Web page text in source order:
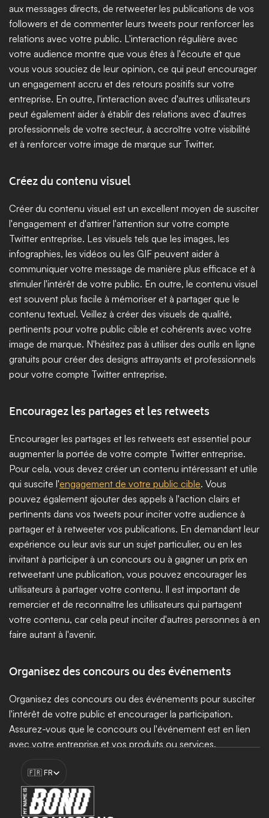
aux messages directs, de retweeter les publications de vos
followers et de commenter leurs tweets pour renforcer les
relations avec votre public. L'interaction régulière avec
votre audience montre que vous êtes à l'écoute et que
vous vous souciez de leur opinion, ce qui peut encourager
un engagement accru et des retours positifs sur votre
entreprise. En outre, l'interaction avec d'autres utilisateurs
peut également aider à établir des relations avec d'autres
professionnels de votre secteur, à accroître votre visibilité
et à renforcer votre image de marque sur Twitter.
Créez du contenu visuel
Créer du contenu visuel est un excellent moyen de susciter
l'engagement et d'attirer l'attention sur votre compte
Twitter entreprise. Les visuels tels que les images, les
infographies, les vidéos ou les GIF peuvent aider à
communiquer votre message de manière plus efficace et à
stimuler l'intérêt de votre public. En outre, le contenu visuel
est souvent plus facile à mémoriser et à partager que le
contenu textuel. Veillez à créer des visuels de qualité,
pertinents pour votre public cible et cohérents avec votre
image de marque. N'hésitez pas à utiliser des outils en ligne
gratuits pour créer des designs attrayants et professionnels
pour votre compte Twitter entreprise.
Encouragez les partages et les retweets
Encourager les partages et les retweets est essentiel pour
augmenter la portée de votre compte Twitter entreprise.
Pour cela, vous devez créer un contenu intéressant et utile
qui suscite l'engagement de votre public cible. Vous
pouvez également ajouter des appels à l'action clairs et
pertinents dans vos tweets pour inciter votre audience à
partager et à retweeter vos publications. En demandant leur
expérience ou leur avis sur un sujet particulier, ou en les
invitant à participer à un concours ou à gagner un prix en
retweetant une publication, vous pouvez encourager les
utilisateurs à partager votre contenu. Il est important de
remercier et de reconnaître les utilisateurs qui partagent
votre contenu, car cela peut inciter d'autres personnes à en
faire autant à l'avenir.
Organisez des concours ou des événements
Organisez des concours ou des événements pour susciter
l'intérêt de votre public et encourager la participation.
Assurez-vous que le concours ou l'événement est en lien
avec votre entreprise et vos produits ou services.
Booster ma croissance
🇫🇷 FR